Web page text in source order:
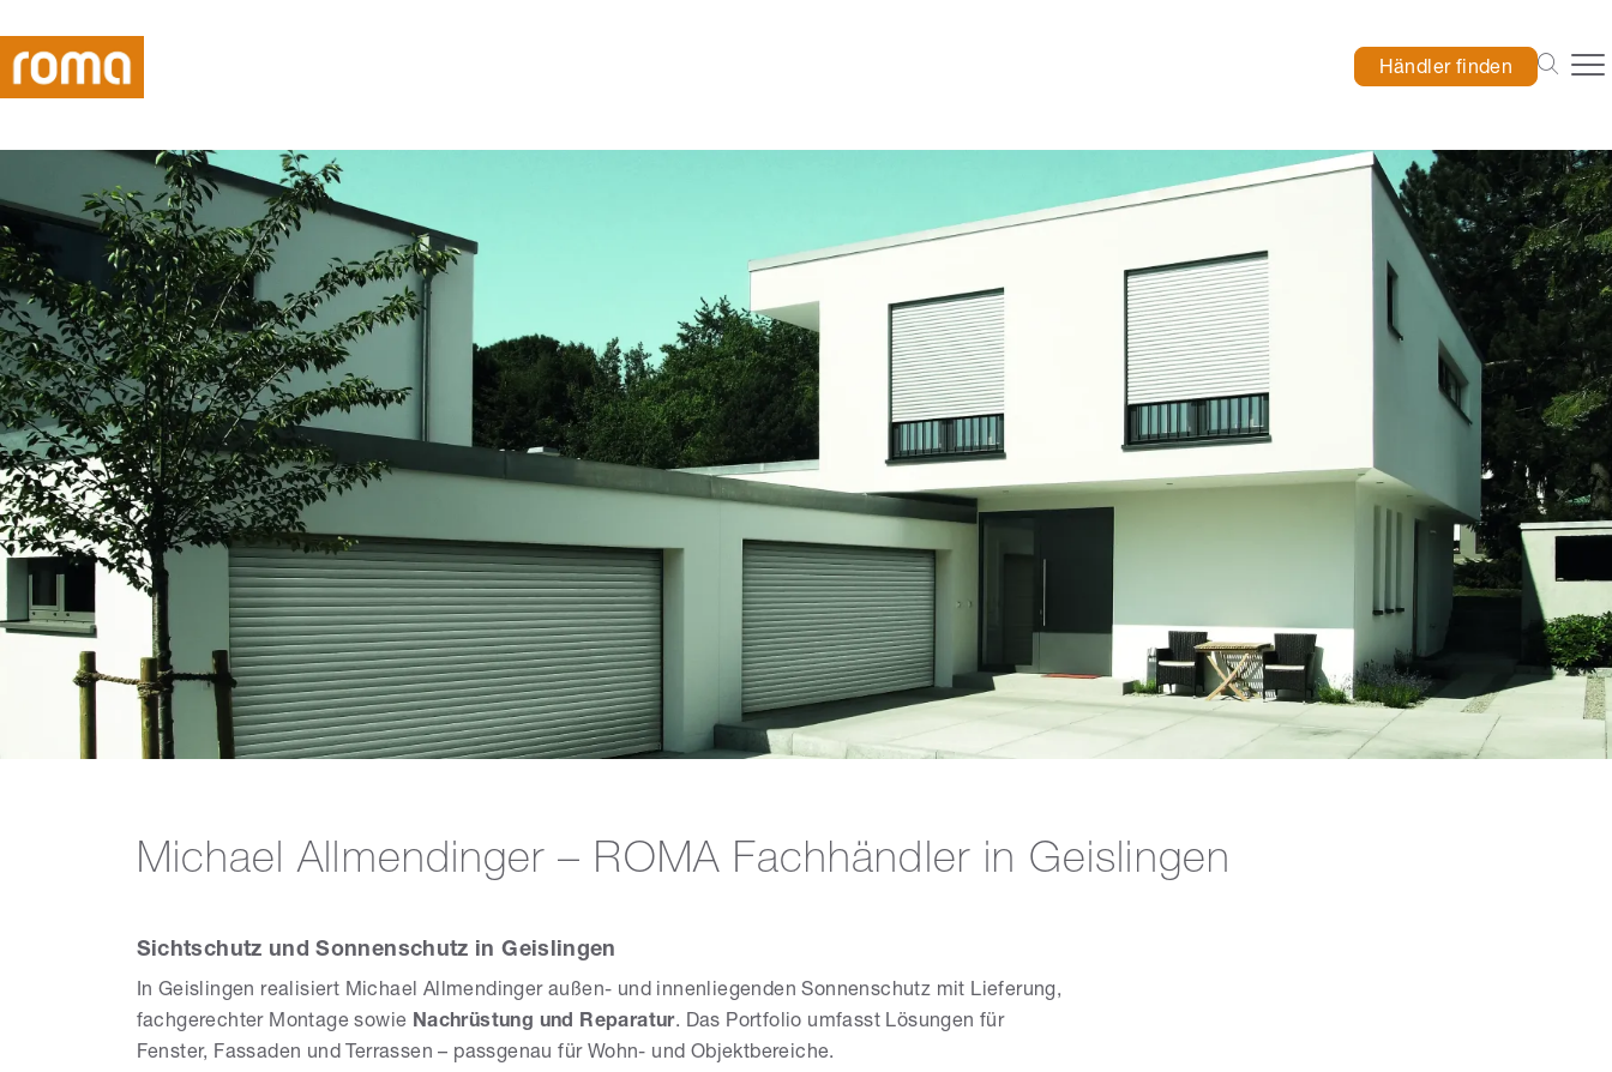
Händler finden
Michael Allmendinger – ROMA Fachhändler in Geislingen
Sichtschutz und Sonnenschutz in Geislingen
In Geislingen realisiert Michael Allmendinger außen- und innenliegenden Sonnenschutz mit Lieferung,
fachgerechter Montage sowie Nachrüstung und Reparatur. Das Portfolio umfasst Lösungen für
Fenster, Fassaden und Terrassen – passgenau für Wohn- und Objektbereiche.